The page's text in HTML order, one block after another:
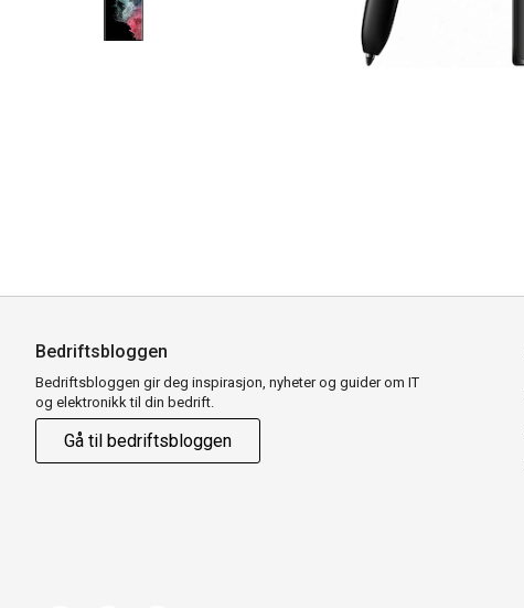
Bedriftsbloggen
Bedriftsbloggen gir deg inspirasjon, nyheter og guider om IT
og elektronikk til din bedrift.
Gå til bedriftsbloggen